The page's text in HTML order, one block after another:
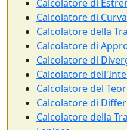
Calcolatore di
Calcolatore di
Calcolatore della
Calcolatore di
Calcolatore di
Calcolatore
Calcolatore del
Calcolatore di
Calcolatore della